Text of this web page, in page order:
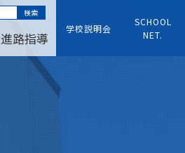
進路指導
学校説明会
SCHOOL
NET.